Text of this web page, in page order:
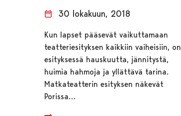
30 lokakuun, 2018
Kun lapset pääsevät vaikuttamaan
teatteriesityksen kaikkiin vaiheisiin, on
esityksessä hauskuutta, jännitystä,
huimia hahmoja ja yllättävä tarina.
Matkateatterin esityksen näkevät
Porissa…